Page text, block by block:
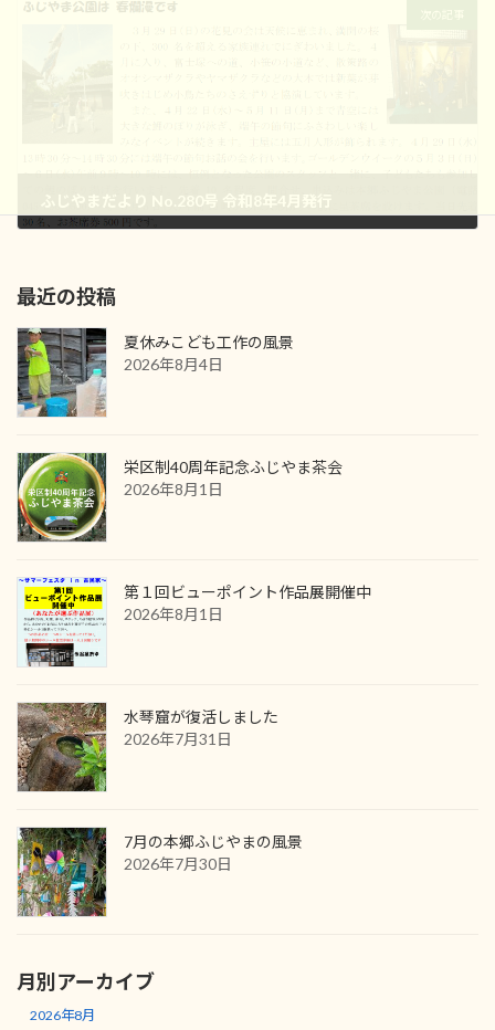
ふじやまだより No.280号 令和8年4月発行
最近の投稿
夏休みこども工作の風景
2026年8月4日
栄区制40周年記念ふじやま茶会
2026年8月1日
第１回ビューポイント作品展開催中
2026年8月1日
水琴窟が復活しました
2026年7月31日
7月の本郷ふじやまの風景
2026年7月30日
月別アーカイブ
2026年8月